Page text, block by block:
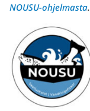
NOUSU-ohjelmasta.